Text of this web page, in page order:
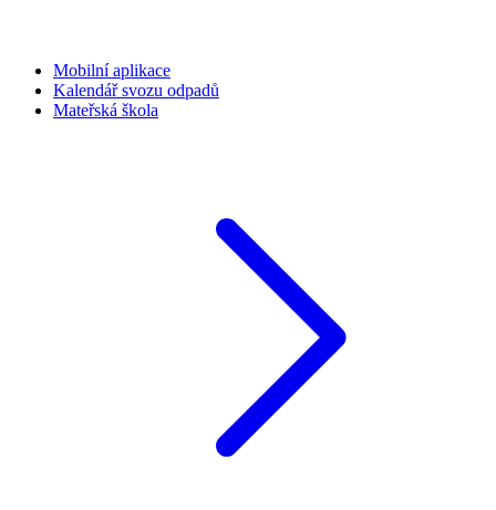
Mobilní aplikace
Kalendář svozu odpadů
Mateřská škola